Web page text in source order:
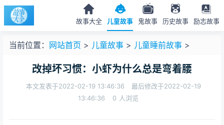
故事大全 儿童故事 鬼故事 历史故事 励志故事
当前位置： 网站首页 > 儿童故事 > 儿童睡前故事 >
改掉坏习惯：小虾为什么总是弯着腰
本文发表于2022-02-19 13:46:36
最后修改于2022-02-19
13:46:36
0 人浏览